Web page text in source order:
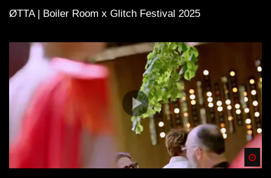
ØTTA | Boiler Room x Glitch Festival 2025